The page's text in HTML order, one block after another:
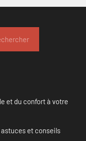
et du confort à votre
et conseils